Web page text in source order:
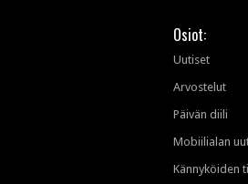
Osiot:
Uutiset
Arvostelut
Päivän diili
Mobiilialan
Kännyköiden